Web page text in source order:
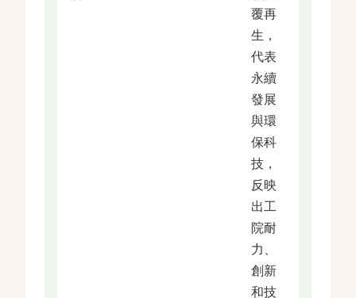
覆再
生，
代表
永續
發展
與環
保科
技，
反映
出工
院耐
力、
創新
和技